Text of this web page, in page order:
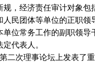
，经济责任审计对象
民团体等单位的正职
位常务工作的副职领
代表人。
二次理事论坛上发表了